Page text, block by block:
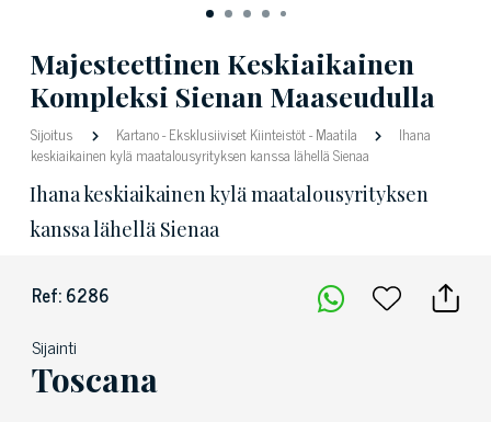
Majesteettinen Keskiaikainen
Kompleksi Sienan Maaseudulla
Sijoitus Kartano-Eksklusiiviset Kiinteistöt-Maatila
Ihana
keskiaikainen kylä maatalousyrityksen kanssa lähellä Sienaa
Ihana keskiaikainen kylä maatalousyrityksen
kanssa lähellä Sienaa
Ref: 6286
Sijainti
Toscana